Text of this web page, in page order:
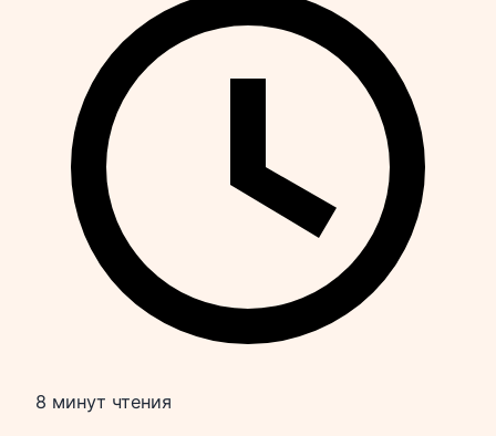
8 минут чтения